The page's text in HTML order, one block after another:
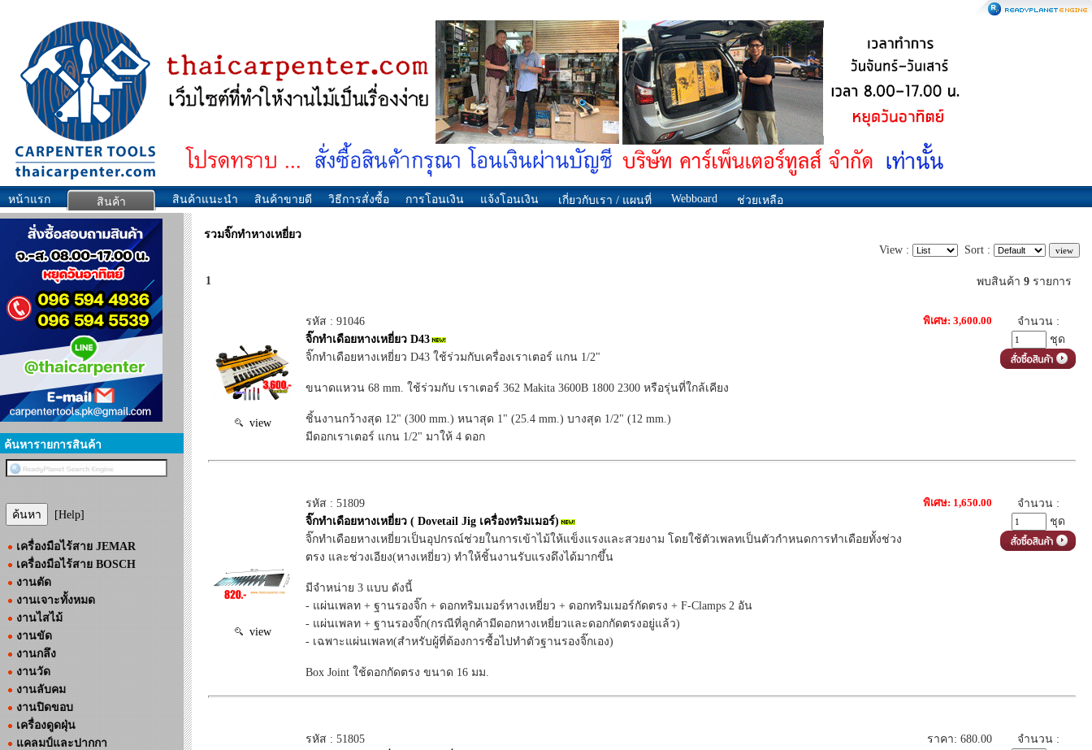
หน้าแรก สินค้า สินค้าแนะนำ สินค้าขายดี วิธีการสั่งซื้อ การโอนเงิน แจ้งโอนเงิน เกี่ยวกับเรา / แผนที่ Webboard ช่วยเหลือ
ค้นหารายการสินค้า
[Help]
เครื่องมือไร้สาย JEMAR
เครื่องมือไร้สาย BOSCH
งานตัด
งานเจาะทั้งหมด
งานไสไม้
งานขัด
งานกลึง
งานวัด
งานลับคม
งานปิดขอบ
เครื่องดูดฝุ่น
แคลมป์และปากกา
รวมจิ๊กทำหางเหยี่ยว
View :
Sort :
1 พบสินค้า 9 รายการ
view
รหัส : 91046
จิ๊กทำเดือยหางเหยี่ยว D43
จิ๊กทำเดือยหางเหยี่ยว D43 ใช้ร่วมกับเครื่องเราเตอร์ แกน 1/2"
ขนาดแหวน 68 mm. ใช้ร่วมกับ เราเตอร์ 362 Makita 3600B 1800 2300 หรือรุ่นที่ใกล้เคียง
ชิ้นงานกว้างสุด 12" (300 mm.) หนาสุด 1" (25.4 mm.) บางสุด 1/2" (12 mm.)
มีดอกเราเตอร์ แกน 1/2" มาให้ 4 ดอก
พิเศษ: 3,600.00
จำนวน :
ชุด
view
รหัส : 51809
จิ๊กทำเดือยหางเหยี่ยว ( Dovetail Jig เครื่องทริมเมอร์)
จิ๊กทำเดือยหางเหยี่ยวเป็นอุปกรณ์ช่วยในการเข้าไม้ให้แข็งแรงและสวยงาม โดยใช้ตัวเพลทเป็นตัวกำหนดการทำเดือยทั้งช่วง
ตรง และช่วงเอียง(หางเหยี่ยว) ทำให้ชิ้นงานรับแรงดึงได้มากขึ้น
มีจำหน่าย 3 แบบ ดังนี้
- แผ่นเพลท + ฐานรองจิ๊ก + ดอกทริมเมอร์หางเหยี่ยว + ดอกทริมเมอร์กัดตรง + F-Clamps 2 อัน
- แผ่นเพลท + ฐานรองจิ๊ก(กรณีที่ลูกค้ามีดอกหางเหยี่ยวและดอกกัดตรงอยู่แล้ว)
- เฉพาะแผ่นเพลท(สำหรับผู้ที่ต้องการซื้อไปทำตัวฐานรองจิ๊กเอง)
Box Joint ใช้ดอกกัดตรง ขนาด 16 มม.
พิเศษ: 1,650.00
จำนวน :
ชุด
รหัส : 51805
ราคา: 680.00
จำนวน :